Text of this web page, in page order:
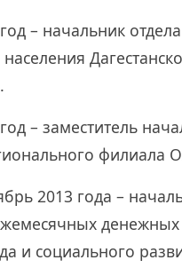
– начальник
– заместитель
филиала
2013 года –
и социального